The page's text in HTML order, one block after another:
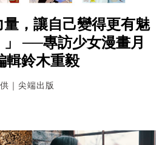
量，讓自己變得更有魅
──專訪少女漫畫月
輯鈴木重毅
｜尖端出版